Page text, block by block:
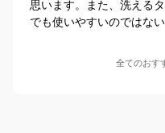
思います。また、洗える
でも使いやすいのではない
全てのおす